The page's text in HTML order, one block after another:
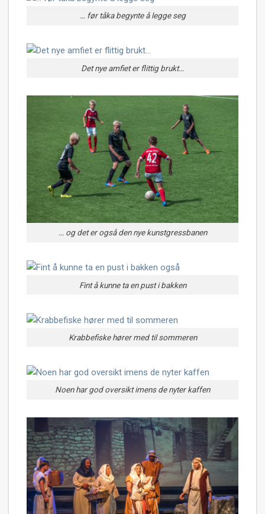
… før tåka begynte å legge seg
Det nye amfiet er flittig brukt…
… og det er også den nye kunstgressbanen
Fint å kunne ta en pust i bakken
Krabbefiske hører med til sommeren
Noen har god oversikt imens de nyter kaffen